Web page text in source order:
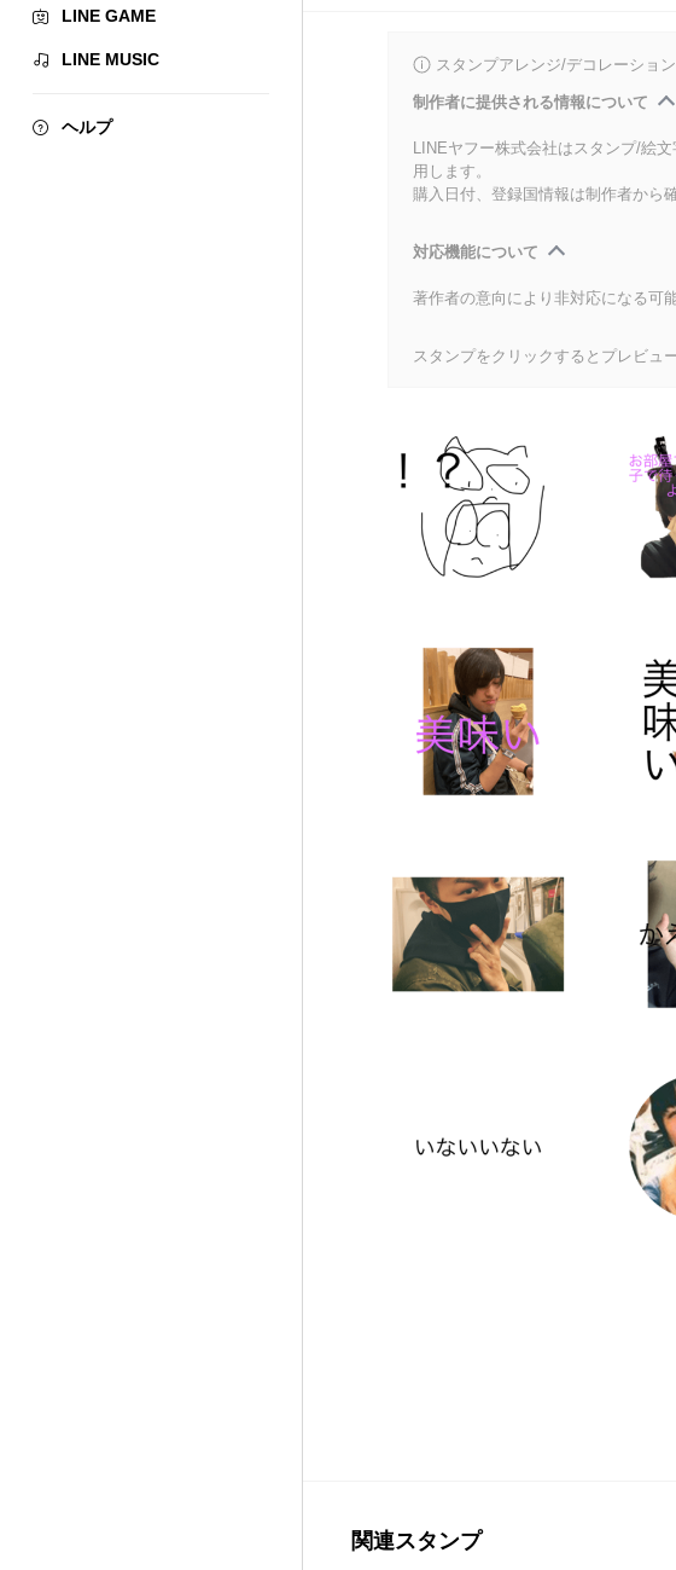
LINE GAME
LINE MUSIC
ヘルプ
スタンプアレンジ/デコレーショ
制作者に提供される情報について
LINEヤフー株式会社はスタンプ/絵
用します。
購入日付、登録国情報は制作者から
対応機能について
著作者の意向により非対応になる可
スタンプをクリックするとプレビュ
関連スタンプ